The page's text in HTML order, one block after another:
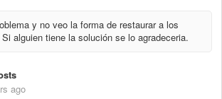
y no veo la forma de restaurar a los
alguien tiene la solución se lo agradeceria.
ago